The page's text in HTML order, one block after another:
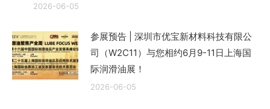
2026-06-05
参展预告 | 深圳市优宝新材料科技有限公
司（W2C11）与您相约6月9-11日上海国
际润滑油展！
2026-06-05